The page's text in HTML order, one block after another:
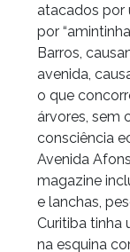
atacados por
por
Barros,
avenida,
o que
árvores, sem
consciência
Avenida
magazine
e lanchas,
Curitiba tinha
na esquina